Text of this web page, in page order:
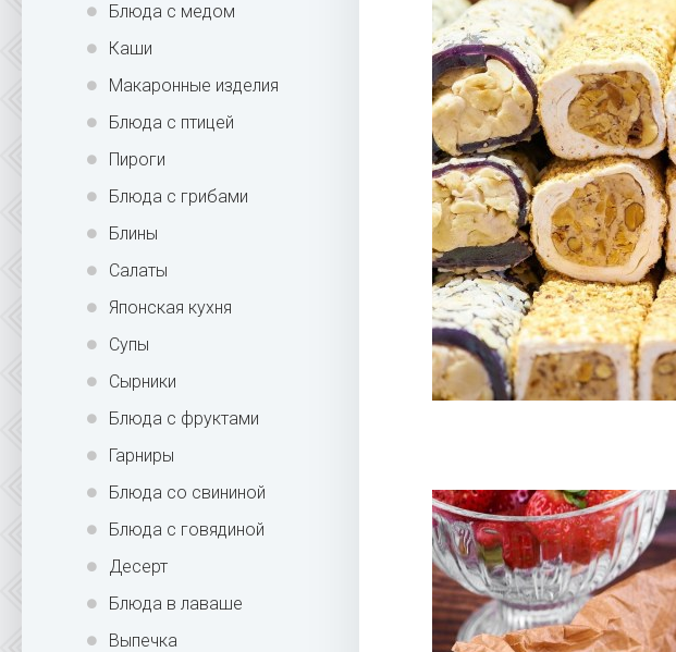
Блюда с медом
Каши
Макаронные изделия
Блюда с птицей
Пироги
Блюда с грибами
Блины
Салаты
Японская кухня
Супы
Сырники
Блюда с фруктами
Гарниры
Блюда со свининой
Блюда с говядиной
Десерт
Блюда в лаваше
Выпечка